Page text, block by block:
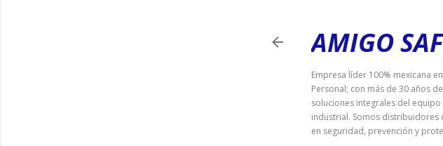
AMIGO
Empresa líder 100% mexicana
Personal; con más de 30 años
soluciones integrales del
industrial. Somos
en seguridad, prevención y